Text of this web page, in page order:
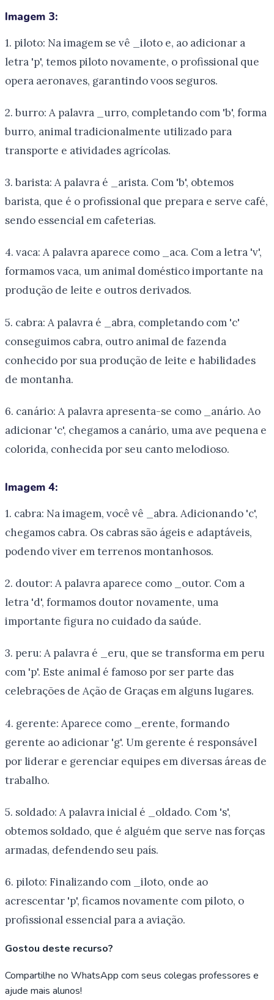
Imagem 3:
1. piloto: Na imagem se vê _iloto e, ao adicionar a
letra 'p', temos piloto novamente, o profissional que
opera aeronaves, garantindo voos seguros.
2. burro: A palavra _urro, completando com 'b', forma
burro, animal tradicionalmente utilizado para
transporte e atividades agrícolas.
3. barista: A palavra é _arista. Com 'b', obtemos
barista, que é o profissional que prepara e serve café,
sendo essencial em cafeterias.
4. vaca: A palavra aparece como _aca. Com a letra 'v',
formamos vaca, um animal doméstico importante na
produção de leite e outros derivados.
5. cabra: A palavra é _abra, completando com 'c'
conseguimos cabra, outro animal de fazenda
conhecido por sua produção de leite e habilidades
de montanha.
6. canário: A palavra apresenta-se como _anário. Ao
adicionar 'c', chegamos a canário, uma ave pequena e
colorida, conhecida por seu canto melodioso.
Imagem 4:
1. cabra: Na imagem, você vê _abra. Adicionando 'c',
chegamos cabra. Os cabras são ágeis e adaptáveis,
podendo viver em terrenos montanhosos.
2. doutor: A palavra aparece como _outor. Com a
letra 'd', formamos doutor novamente, uma
importante figura no cuidado da saúde.
3. peru: A palavra é _eru, que se transforma em peru
com 'p'. Este animal é famoso por ser parte das
celebrações de Ação de Graças em alguns lugares.
4. gerente: Aparece como _erente, formando
gerente ao adicionar 'g'. Um gerente é responsável
por liderar e gerenciar equipes em diversas áreas de
trabalho.
5. soldado: A palavra inicial é _oldado. Com 's',
obtemos soldado, que é alguém que serve nas forças
armadas, defendendo seu país.
6. piloto: Finalizando com _iloto, onde ao
acrescentar 'p', ficamos novamente com piloto, o
profissional essencial para a aviação.
Gostou deste recurso?
Compartilhe no WhatsApp com seus colegas professores e
ajude mais alunos!